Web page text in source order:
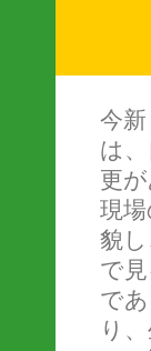
今
は
更
現
貌
で
で
り